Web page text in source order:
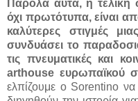
Παρόλα αυτά, η τελική
όχι πρωτότυπα, είναι
καλύτερες στιγμές
συνδυάσει το
τις πνευματικές και
arthouse ευρωπαϊκού
ελπίζουμε ο Sorentino να